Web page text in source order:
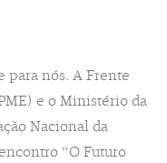
nós. A Frente
e o Ministério da
Nacional da
“O Futuro